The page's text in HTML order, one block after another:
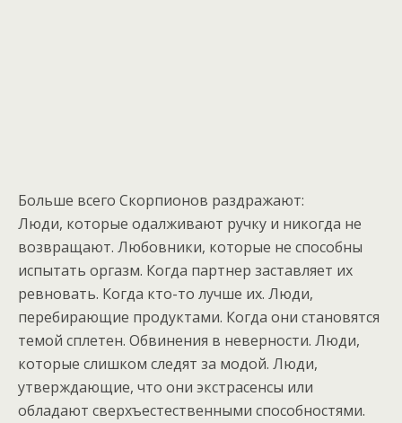
Больше всего Скорпионов раздражают:
Люди, которые одалживают ручку и никогда не
возвращают. Любовники, которые не способны
испытать оргазм. Когда партнер заставляет их
ревновать. Когда кто-то лучше их. Люди,
перебирающие продуктами. Когда они становятся
темой сплетен. Обвинения в неверности. Люди,
которые слишком следят за модой. Люди,
утверждающие, что они экстрасенсы или
обладают сверхъестественными способностями.